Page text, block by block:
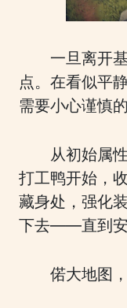
一旦离开
点。在看似平
需要小心谨慎
从初始属
打工鸭开始，
藏身处，强化
下去——直到安
偌大地图